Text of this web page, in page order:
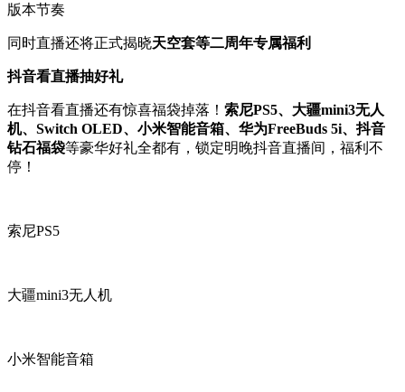
版本节奏
同时直播还将正式揭晓天空套等二周年专属福利
抖音看直播抽好礼
在抖音看直播还有惊喜福袋掉落！ 索尼PS5、大疆mini3无人
机、Switch OLED、小米智能音箱、华为FreeBuds 5i、抖音
钻石福袋等豪华好礼全都有，锁定明晚抖音直播间，福利不
停！
索尼PS5
大疆mini3无人机
小米智能音箱